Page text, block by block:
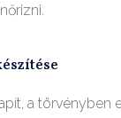
a törvényben